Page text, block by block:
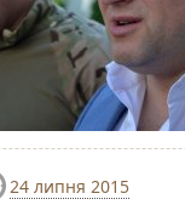
24 липня 2015